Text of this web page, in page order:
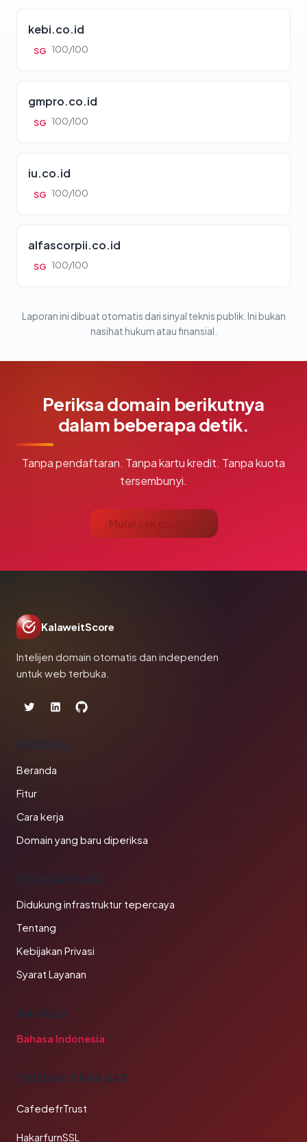
kebi.co.id
SG 100/100
gmpro.co.id
SG 100/100
iu.co.id
SG 100/100
alfascorpii.co.id
SG 100/100
Laporan ini dibuat otomatis dari sinyal teknis publik. Ini bukan
nasihat hukum atau finansial.
Periksa domain berikutnya
dalam beberapa detik.
Tanpa pendaftaran. Tanpa kartu kredit. Tanpa kuota
tersembunyi.
Mulai cek gratis →
KalaweitScore
Intelijen domain otomatis dan independen
untuk web terbuka.
PRODUK
Beranda
Fitur
Cara kerja
Domain yang baru diperiksa
PERUSAHAAN
Didukung infrastruktur tepercaya
Tentang
Kebijakan Privasi
Syarat Layanan
BAHASA
Bahasa Indonesia
TAUTAN SAHABAT
CafedefrTrust
HakarfurnSSL